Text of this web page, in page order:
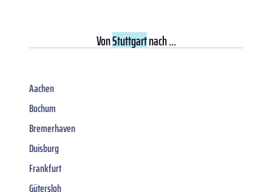
VonStuttgartnach ...
Aachen
Bochum
Bremerhaven
Duisburg
Frankfurt
Gütersloh